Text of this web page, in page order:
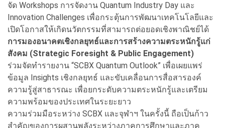
จัด Workshops การจัดงาน Quantum Industry Day และ
Innovation Challenges เพื่อกระตุ้นการพัฒนาเทคโนโลยีและ
เปิดโอกาสให้เกิดนวัตกรรมที่สามารถต่อยอดเชิงพาณิชย์ได้
การมองอนาคตเชิงกลยุทธ์และการสร้างความตระหนักรู้แก่
สังคม (Strategic Foresight & Public Engagement)
ร่วมจัดทำรายงาน “SCBX Quantum Outlook” เพื่อเผยแพร่
ข้อมูล Insights เชิงกลยุทธ์ และขับเคลื่อนการสื่อสารองค์
ความรู้สู่สาธารณะ เพื่อยกระดับความตระหนักรู้และเตรียม
ความพร้อมของประเทศในระยะยาว
ความร่วมมือระหว่าง SCBX และจุฬาฯ ในครั้งนี้ ถือเป็นก้าว
สำคัญของการผสานพลังระหว่างภาคการศึกษาและภาค